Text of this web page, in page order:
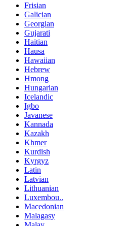
Galician
Georgian
Gujarati
Haitian
Hausa
Hawaiian
Hebrew
Hmong
Hungarian
Icelandic
Igbo
Javanese
Kannada
Kazakh
Khmer
Kurdish
Kyrgyz
Latin
Latvian
Lithuanian
Luxembou..
Macedonian
Malagasy
Malay
Malayalam